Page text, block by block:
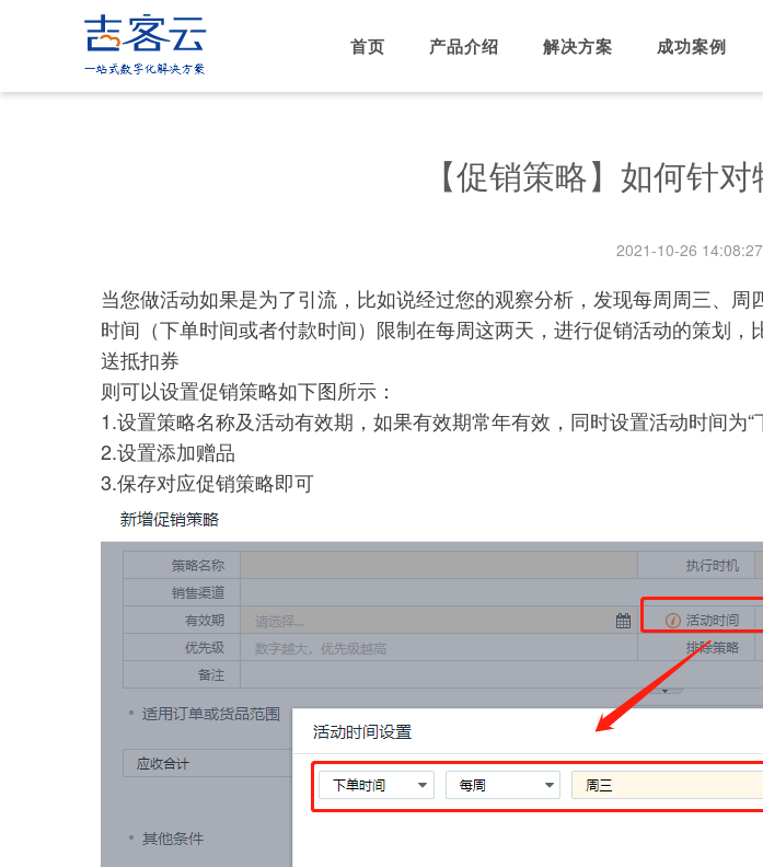
首页 产品介绍 解决方案 成功案例
【促销策略】如何针
2021-10-26 14:08:27
当您做活动如果是为了引流，比如说经过您的观察分析，发现每周周三、
时间（下单时间或者付款时间）限制在每周这两天，进行促销活动的策划
送抵扣券
则可以设置促销策略如下图所示：
1.设置策略名称及活动有效期，如果有效期常年有效，同时设置活动时间为“
2.设置添加赠品
3.保存对应促销策略即可